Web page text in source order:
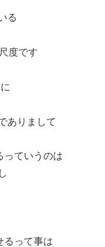
る
度です
ありまして
っていうのは
るって事は